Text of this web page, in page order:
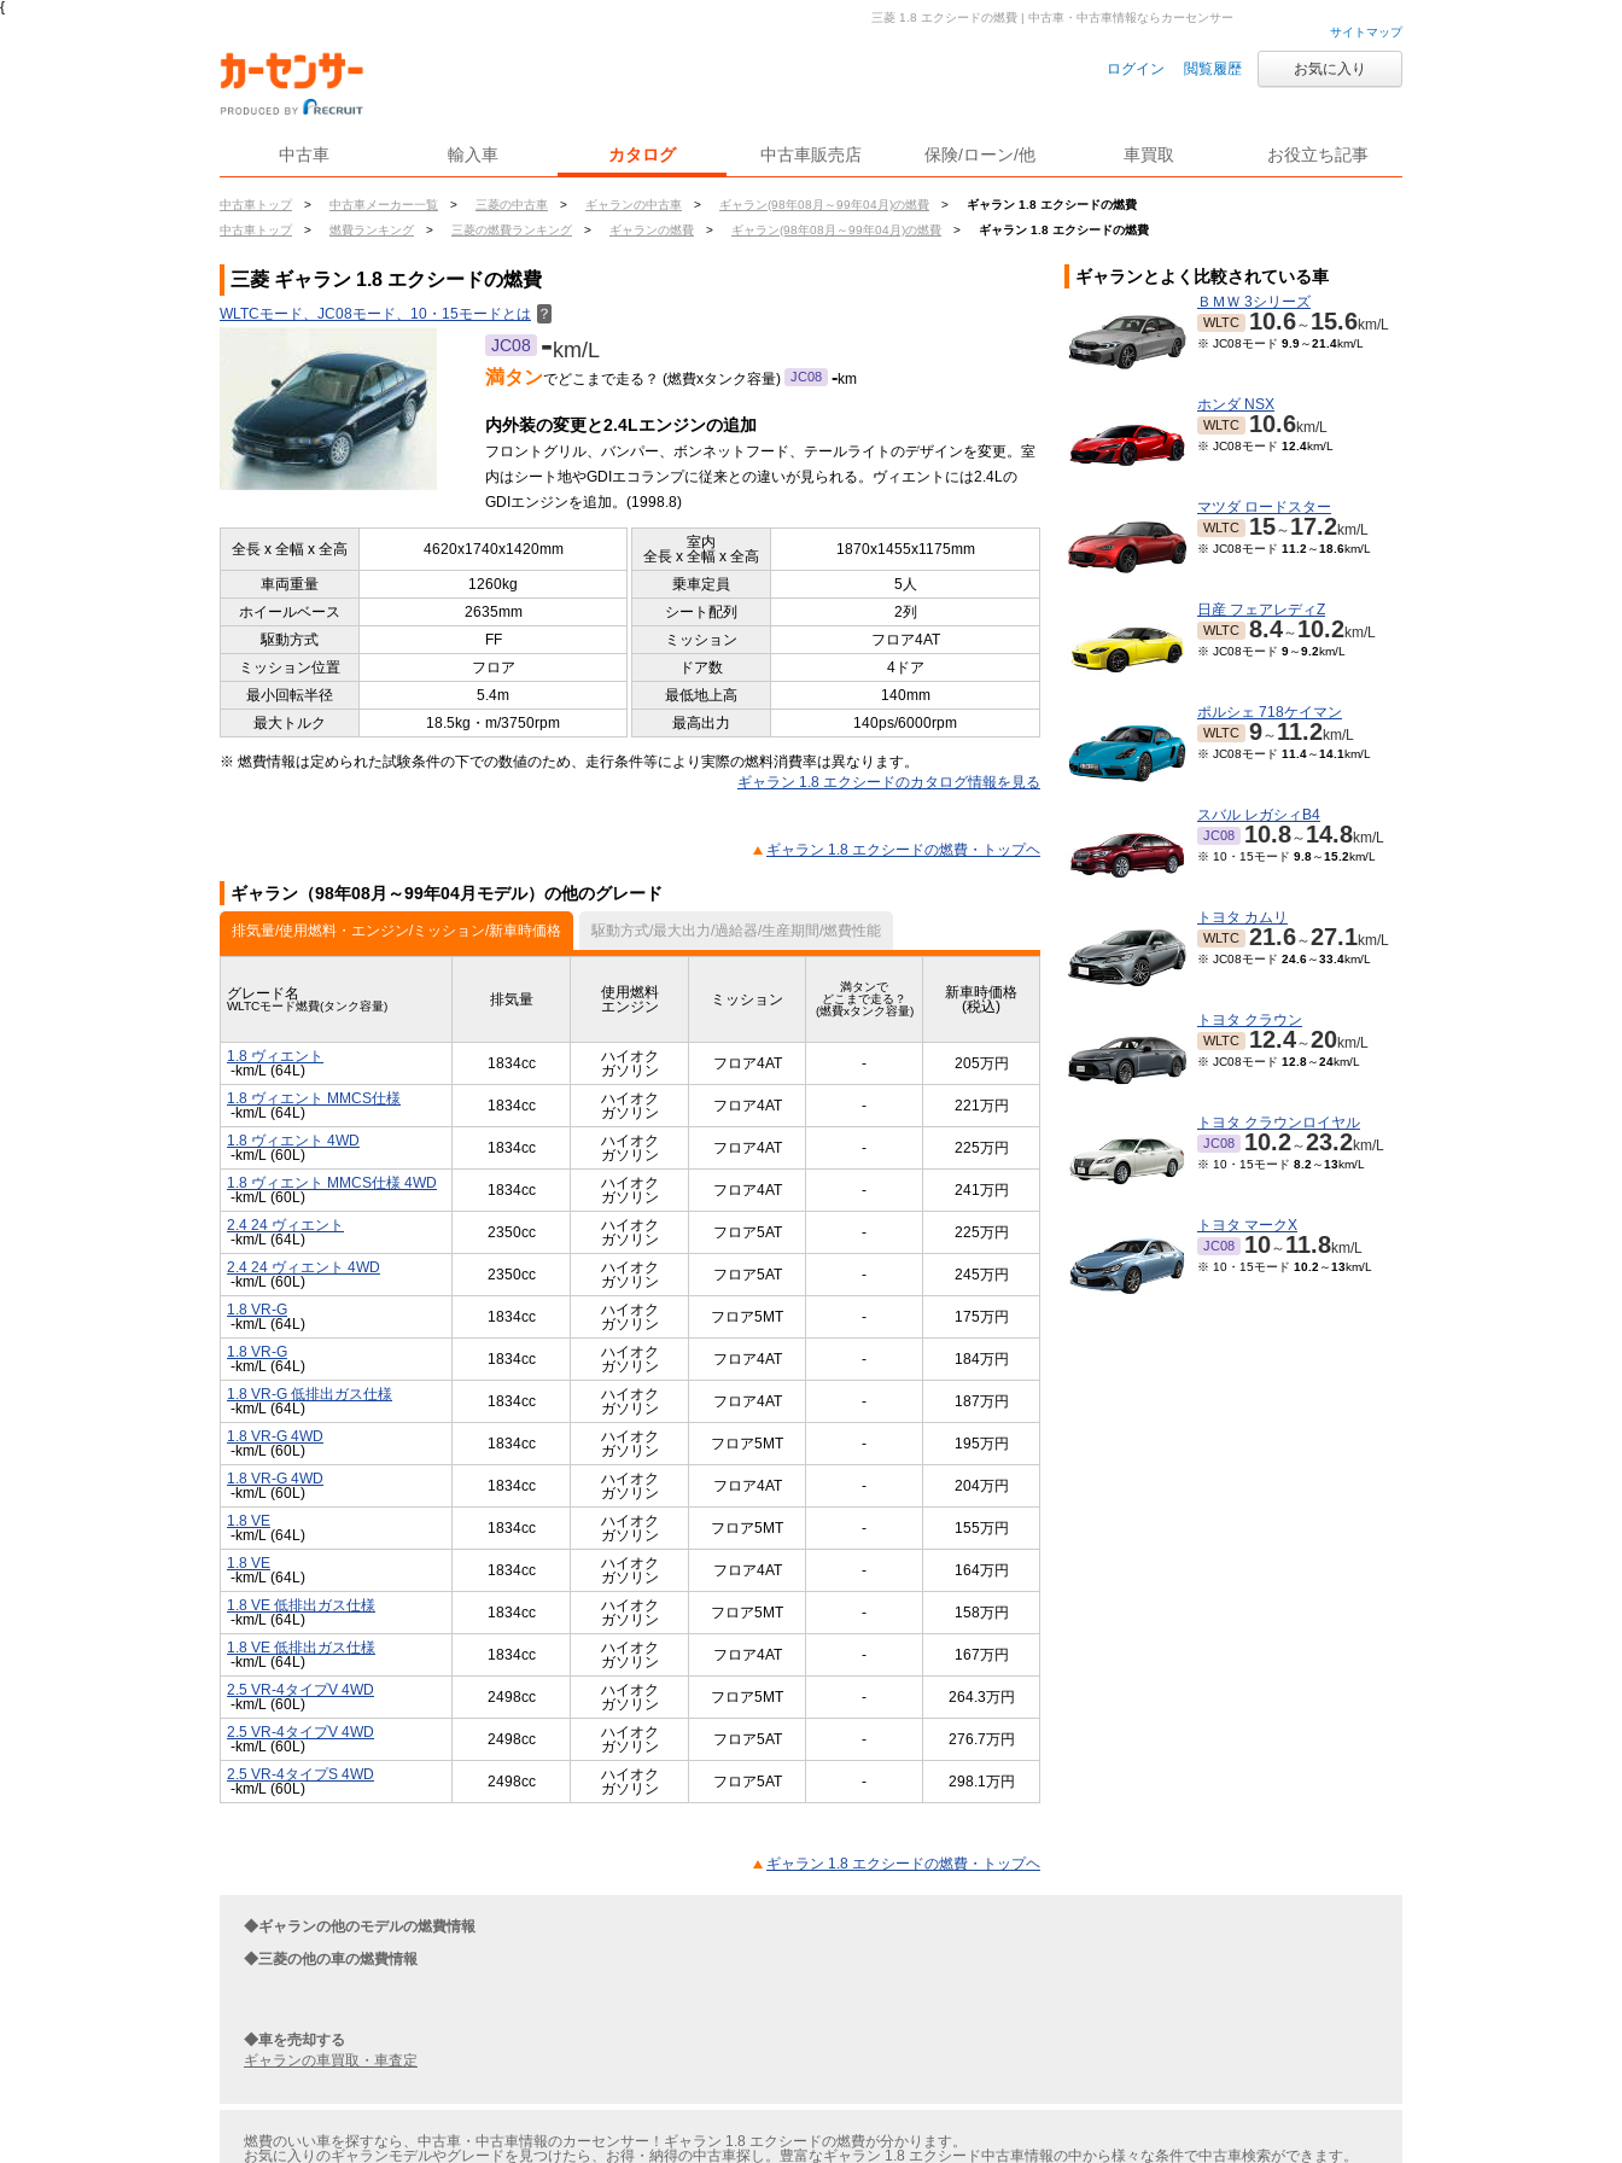
{
サイトマップ
ログイン 閲覧履歴 お気に入り
中古車 輸入車 カタログ 中古車販売店 保険/ローン/他 車買取 お役立ち記事
中古車トップ > 中古車メーカー一覧 > 三菱の中古車 > ギャランの中古車 > ギャラン(98年08月～99年04月)の燃費 >
ギャラン 1.8 エクシードの燃費
中古車トップ
> 燃費ランキング > 三菱の燃費ランキング > ギャランの燃費 > ギャラン(98年08月～99年04月)の燃費 > ギャラン 1.8 エクシードの燃費
三菱 1.8 エクシードの燃費 | 中古車・中古車情報ならカーセンサー
三菱 ギャラン 1.8 エクシードの燃費
WLTCモード、JC08モード、10・15モードとは ？
JC08 -km/L
満タンでどこまで走る？ (燃費xタンク容量) JC08 -km
内外装の変更と2.4Lエンジンの追加
フロントグリル、バンパー、ボンネットフード、テールライトのデザインを変更。室
内はシート地やGDIエコランプに従来との違いが見られる。ヴィエントには2.4Lの
GDIエンジンを追加。(1998.8)
全長 x 全幅 x 全高 4620x1740x1420mm
室内
全長 x 全幅 x 全高
1870x1455x1175mm
車両重量 1260kg 乗車定員
5人
ホイールベース
2635mm シート配列
2列
駆動方式
FF ミッション
フロア4AT
ミッション位置
フロア ドア数
4ドア
最小回転半径
5.4m 最低地上高
140mm
最大トルク
18.5kg・m/3750rpm 最高出力 140ps/6000rpm
※ 燃費情報は定められた試験条件の下での数値のため、走行条件等により実際の燃料消費率は異なります。
ギャラン 1.8 エクシードのカタログ情報を見る
ギャラン 1.8 エクシードの燃費・トップヘ
ギャラン（98年08月～99年04月モデル）の他のグレード
排気量/使用燃料・エンジン/ミッション/新車時価格 駆動方式/最大出力/過給器/生産期間/燃費性能
グレード名
WLTCモード燃費(タンク容量) 排気量
使用燃料
エンジン
ミッション
満タンで
どこまで走る？
(燃費xタンク容量)
新車時価格
(税込)
1.8 ヴィエント
-km/L (64L)
1834cc
ハイオク
ガソリン
フロア4AT - 205万円
1.8 ヴィエント MMCS仕様
-km/L (64L)
1834cc
ハイオク
ガソリン
フロア4AT - 221万円
1.8 ヴィエント 4WD
-km/L (60L)
1834cc
ハイオク
ガソリン
フロア4AT - 225万円
1.8 ヴィエント MMCS仕様 4WD
-km/L (60L)
1834cc
ハイオク
ガソリン
フロア4AT - 241万円
2.4 24 ヴィエント
-km/L (64L)
2350cc
ハイオク
ガソリン
フロア5AT - 225万円
2.4 24 ヴィエント 4WD
-km/L (60L)
2350cc
ハイオク
ガソリン
フロア5AT - 245万円
1.8 VR-G
-km/L (64L)
1834cc
ハイオク
ガソリン
フロア5MT - 175万円
1.8 VR-G
-km/L (64L)
1834cc
ハイオク
ガソリン
フロア4AT - 184万円
1.8 VR-G 低排出ガス仕様
-km/L (64L)
1834cc
ハイオク
ガソリン
フロア4AT - 187万円
1.8 VR-G 4WD
-km/L (60L)
1834cc
ハイオク
ガソリン
フロア5MT - 195万円
1.8 VR-G 4WD
-km/L (60L)
1834cc
ハイオク
ガソリン
フロア4AT - 204万円
1.8 VE
-km/L (64L)
1834cc
ハイオク
ガソリン
フロア5MT - 155万円
1.8 VE
-km/L (64L)
1834cc
ハイオク
ガソリン
フロア4AT - 164万円
1.8 VE 低排出ガス仕様
-km/L (64L)
1834cc
ハイオク
ガソリン
フロア5MT - 158万円
1.8 VE 低排出ガス仕様
-km/L (64L)
1834cc
ハイオク
ガソリン
フロア4AT - 167万円
2.5 VR-4タイプV 4WD
-km/L (60L)
2498cc
ハイオク
ガソリン
フロア5MT - 264.3万円
2.5 VR-4タイプV 4WD
-km/L (60L)
2498cc
ハイオク
ガソリン
フロア5AT - 276.7万円
2.5 VR-4タイプS 4WD
-km/L (60L)
2498cc
ハイオク
ガソリン
フロア5AT - 298.1万円
ギャラン 1.8 エクシードの燃費・トップヘ
ギャランとよく比較されている車
ＢＭＷ 3シリーズ
WLTC 10.6～ 15.6km/L
※ JC08モード 9.9～21.4km/L
ホンダ NSX
WLTC 10.6km/L
※ JC08モード 12.4km/L
マツダ ロードスター
WLTC 15～ 17.2km/L
※ JC08モード 11.2 ～18.6km/L
日産 フェアレディZ
WLTC 8.4～ 10.2km/L
※ JC08モード 9～9.2km/L
ポルシェ 718ケイマン
WLTC 9～ 11.2km/L
※ JC08モード 11.4～14.1km/L
スバル レガシィB4
JC08 10.8～ 14.8km/L
※ 10・15モード 9.8～15.2km/L
トヨタ カムリ
WLTC 21.6～27.1km/L
※ JC08モード 24.6～33.4km/L
トヨタ クラウン
WLTC 12.4～20km/L
※ JC08モード 12.8～24km/L
トヨタ クラウンロイヤル
JC08 10.2～23.2km/L
※ 10・15モード 8.2 ～13km/L
トヨタ マークX
JC08 10～ 11.8km/L
※ 10・15モード 10.2 ～13km/L
◆ギャランの他のモデルの燃費情報
◆三菱の他の車の燃費情報
◆車を売却する
ギャランの車買取・車査定
燃費のいい車を探すなら、中古車・中古車情報のカーセンサー！ギャラン 1.8 エクシードの燃費が分かります。
お気に入りのギャランモデルやグレードを見つけたら、お得・納得の中古車探し。豊富なギャラン 1.8 エクシード中古車情報の中から様々な条件で中古車検索ができます。